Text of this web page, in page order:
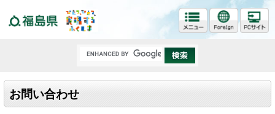
お問い合わせ